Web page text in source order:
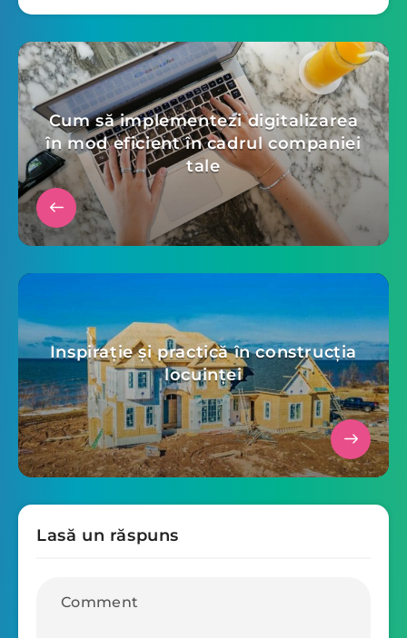
Cum să implementezi digitalizarea
în mod eficient în cadrul companiei
tale
Inspirație și practică în construcția
locuinței
Lasă un răspuns